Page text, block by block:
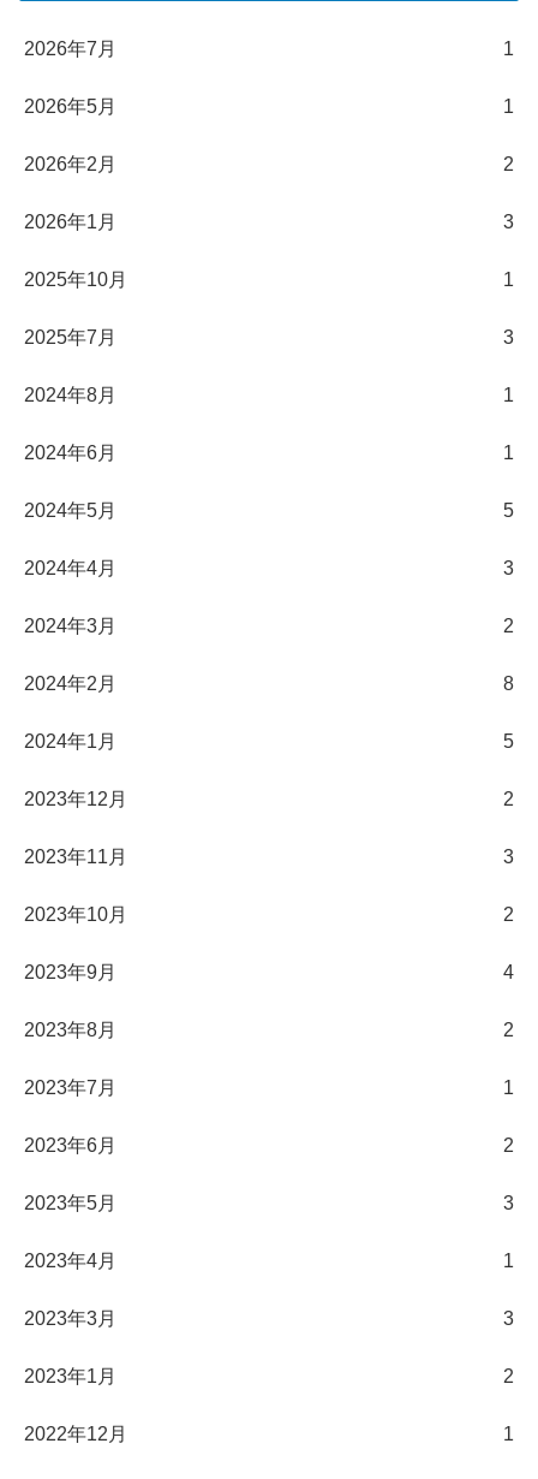
2026年7月 1
2026年5月 1
2026年2月 2
2026年1月 3
2025年10月 1
2025年7月 3
2024年8月 1
2024年6月 1
2024年5月 5
2024年4月 3
2024年3月 2
2024年2月 8
2024年1月 5
2023年12月 2
2023年11月 3
2023年10月 2
2023年9月 4
2023年8月 2
2023年7月 1
2023年6月 2
2023年5月 3
2023年4月 1
2023年3月 3
2023年1月 2
2022年12月 1